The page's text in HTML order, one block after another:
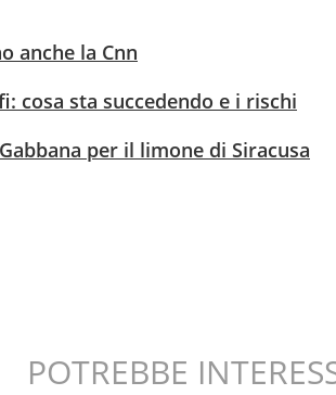
anche la Cnn
cosa sta succedendo e i rischi
per il limone di Siracusa
POTREBBE